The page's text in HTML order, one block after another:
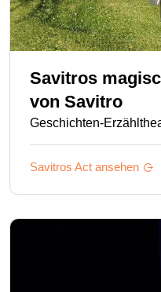
Savitros
von Savitro
Geschichten-
Savitros Act ansehen